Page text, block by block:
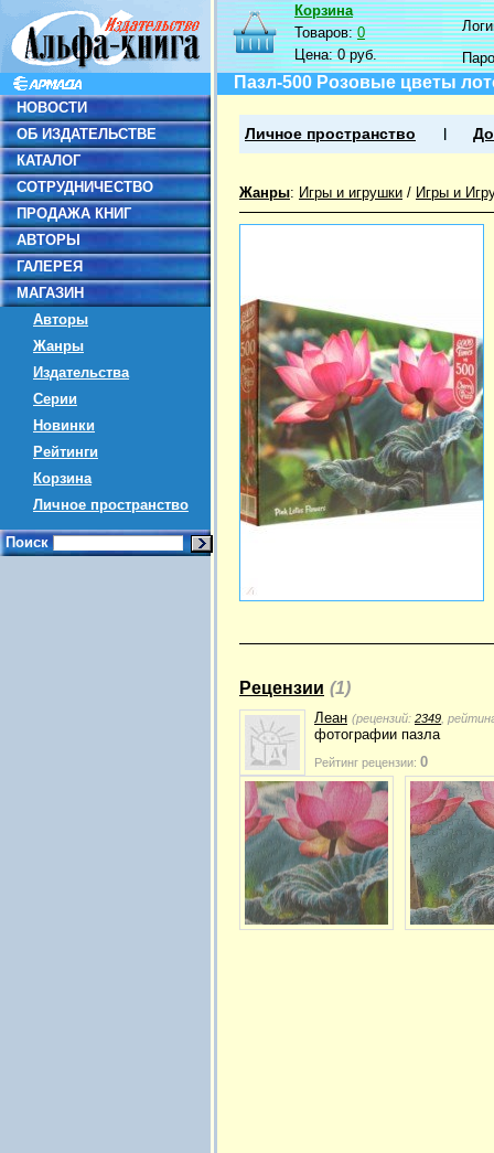
НОВОСТИ
ОБ ИЗДАТЕЛЬСТВЕ
КАТАЛОГ
СОТРУДНИЧЕСТВО
ПРОДАЖА КНИГ
АВТОРЫ
ГАЛЕРЕЯ
МАГАЗИН
Авторы
Жанры
Издательства
Серии
Новинки
Рейтинги
Корзина
Личное пространство
Поиск
Корзина
Товаров:0
Цена:0 руб.
Пазл-500 Розовые цветы
Личное пространство
Жанры: Игры и игрушки / Игры и
Рецензии (1)
Леан (рецензий: 2349 ,
фотографии пазла
Рейтинг рецензии: 0